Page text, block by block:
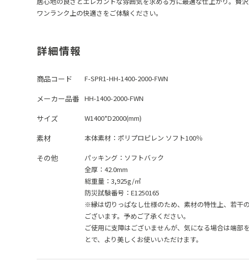
ワンランク上の快適さをご体験ください。
詳細情報
商品コード F-SPR1-HH-1400-2000-FWN
メーカー品番 HH-1400-2000-FWN
サイズ W1400*D2000(mm)
素材 本体素材： ポリプロピレン ソフト100％
その他
パッキング：ソフトバック
全厚：42.0mm
総重量：3,925g/㎡
防災試験番号：E1250165
※縁は切りっぱなし仕様のため、素材の特性上、若干
ございます。予めご了承ください。
ご使用に支障はございませんが、気になる場合は端部
とで、より美しくお使いいただけます。